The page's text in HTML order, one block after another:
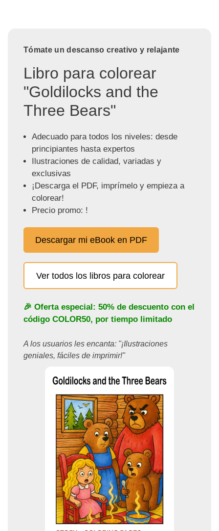
Tómate un descanso creativo y relajante
Libro para colorear
"Goldilocks and the
Three Bears"
Adecuado para todos los niveles: desde
principiantes hasta expertos
Ilustraciones de calidad, variadas y
exclusivas
¡Descarga el PDF, imprímelo y empieza a
colorear!
Precio promo: !
Descargar mi eBook en PDF
Ver todos los libros para colorear
🎉 Oferta especial: 50% de descuento con el
código COLOR50, por tiempo limitado
A los usuarios les encanta: "¡Ilustraciones
geniales, fáciles de imprimir!"